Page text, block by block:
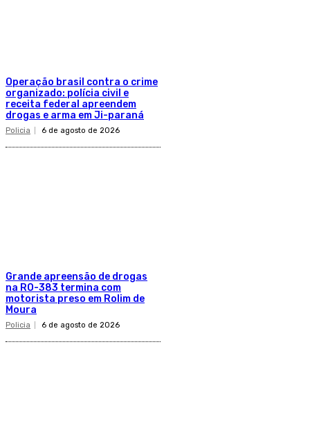
Operação brasil contra o crime
organizado: polícia civil e
receita federal apreendem
drogas e arma em Ji-paraná
Policia 6 de agosto de 2026
Grande apreensão de drogas
na RO-383 termina com
motorista preso em Rolim de
Moura
Policia 6 de agosto de 2026